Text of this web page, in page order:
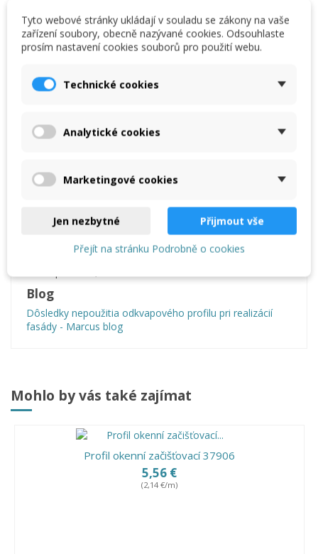
Profil pro vytvoření ukončení v oblastí podkroví nebo
balkonů. Materiál: PVC, Tloušťka omítky: 6 mm, Barva:
Blog
Dôsledky nepoužitia odkvapového profilu pri realizácií
fasády - Marcus blog
Mohlo by vás také zajímat
Profil okenní začišťovací 37906
5,56 €
(2,14 €/m)
Tyto webové stránky ukládají v souladu se zákony na vaše
zařízení soubory, obecně nazývané cookies. Odsouhlaste
prosím nastavení cookies souborů pro použití webu.
Technické cookies
Analytické cookies
Marketingové cookies
Jen nezbytné Přijmout vše
Přejít na stránku Podrobně o cookies